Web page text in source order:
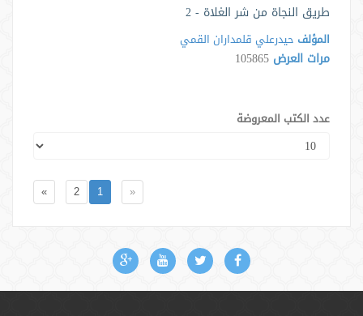
طريق النجاة من شر الغلاة - 2
المؤلف حيدرعلي قلمداران القمي
مرات العرض 105865
عدد الكتب المعروضة
«
1
2
»